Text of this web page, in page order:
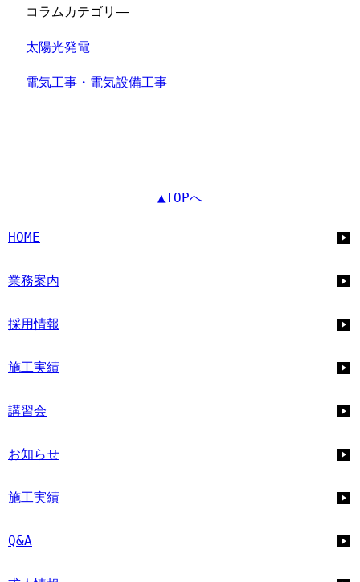
コラムカテゴリ―
太陽光発電
電気工事・電気設備工事
▲TOPへ
HOME
業務案内
採用情報
施工実績
講習会
お知らせ
施工実績
Q&A